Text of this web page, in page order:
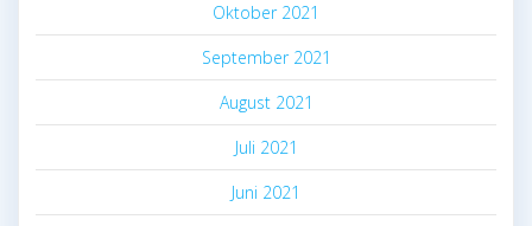
Oktober 2021
September 2021
August 2021
Juli 2021
Juni 2021